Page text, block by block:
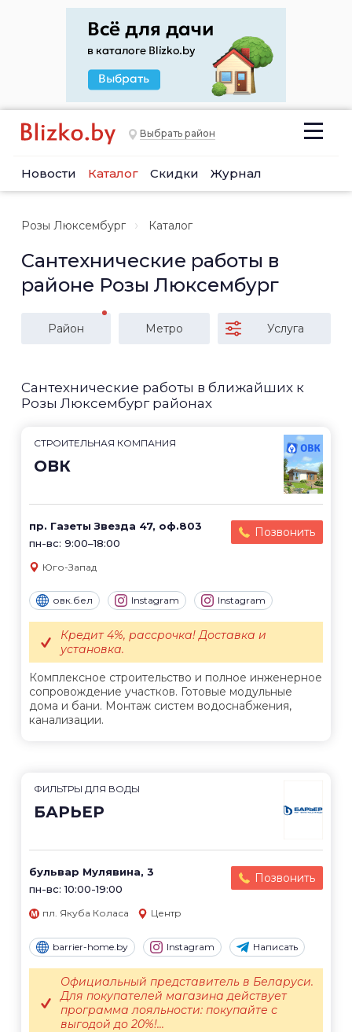
Выбрать район
Новости Каталог Скидки Журнал
Розы Люксембург Каталог
Сантехнические работы в
районе Розы Люксембург
Район Метро Услуга
Сантехнические работы в ближайших к
Розы Люксембург районах
СТРОИТЕЛЬНАЯ КОМПАНИЯ
ОВК
пр. Газеты Звезда 47, оф.803
пн-вс: 9:00–18:00
Позвонить
Юго-Запад
овк.бел Instagram Instagram
Комплексное строительство и полное инженерное
сопровождение участков. Готовые модульные
дома и бани. Монтаж систем водоснабжения,
канализации.
Кредит 4%, рассрочка! Доставка и
установка.
ФИЛЬТРЫ ДЛЯ ВОДЫ
БАРЬЕР
бульвар Мулявина, 3
пн-вс: 10:00-19:00
Позвонить
пл. Якуба Коласа Центр
barrier-home.by Instagram Написать
Официальный представитель в Беларуси.
Для покупателей магазина действует
программа лояльности: покупайте с
выгодой до 20%!...